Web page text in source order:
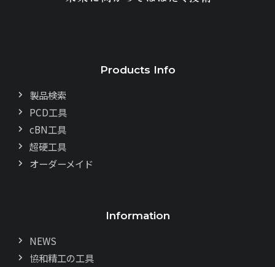
Products Info
製品検索
PCD工具
cBN工具
超硬工具
オーダーメイド
Information
NEWS
協和精工の工具